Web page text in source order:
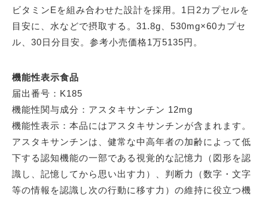
ビタミンEを組み合わせた設計を採用。1日2カプセルを
目安に、水などで摂取する。31.8g、530mg×60カプセ
ル、30日分目安。参考小売価格1万5135円。
機能性表示食品
届出番号：K185
機能性関与成分：アスタキサンチン 12mg
機能性表示：本品にはアスタキサンチンが含まれます。
アスタキサンチンは、健常な中高年者の加齢によって低
下する認知機能の一部である視覚的な記憶力（図形を認
識し、記憶してから思い出す力）、判断力（数字・文字
等の情報を認識し次の行動に移す力）の維持に役立つ機